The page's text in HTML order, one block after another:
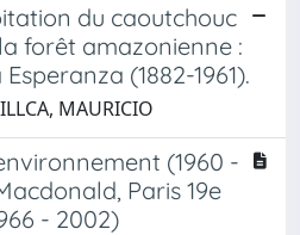
du caoutchouc
forêt amazonienne :
(1882-1961).
MAURICIO
(1960 -
Paris 19e
- 2002)